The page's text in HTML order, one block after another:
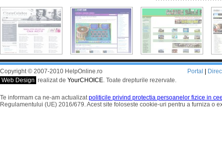
Copyright © 2007-2010 HelpOnline.ro
Web Design realizat de YourCHOICE. Toate drepturile rezervate.
Portal
Te informam ca ne-am actualizatpoliticile privind protectia persoanelor fizice in
Regulamentului (UE) 2016/679. Acest site foloseste cookie-uri pentru a furniza o